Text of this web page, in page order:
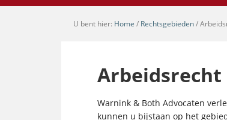
U bent hier: Home / Rechtsgebieden/
Arbeidsrecht
Warnink & Both Advocaten
kunnen u bijstaan op het